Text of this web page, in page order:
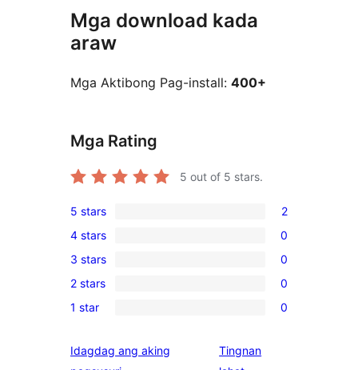
Mga download kada
araw
Mga Aktibong Pag-install: 400+
Mga Rating
5 out of 5 stars.
2
5-
star
reviews
5 stars 2
0
4-
star
reviews
4 stars 0
0
3-
star
3 stars 0
0
2-
reviews
2 stars 0
0
star
1 star 0
Idagdag ang aking
Tingnan